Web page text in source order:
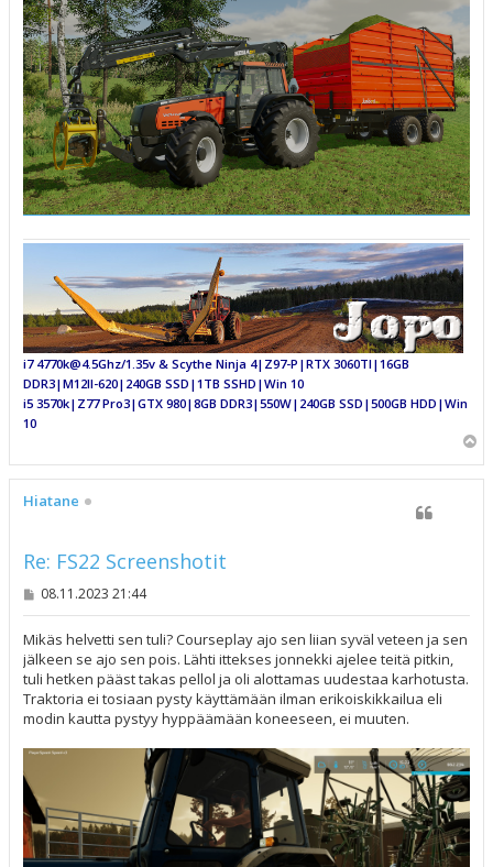
i7 4770k@4.5Ghz/1.35v & Scythe Ninja 4|Z97-P|RTX 3060TI|16GB
DDR3|M12II-620|240GB SSD|1TB SSHD|Win 10
i5 3570k|Z77 Pro3|GTX 980|8GB DDR3|550W|240GB SSD|500GB HDD|Win
10
ö
Hiatane
Re: FS22 Screenshotit
V
s
t
i
08.11.2023 21:44
Mikäs helvetti sen tuli? Courseplay ajo sen liian syväl veteen ja sen
jälkeen se ajo sen pois. Lähti ittekses jonnekki ajelee teitä pitkin,
tuli hetken pääst takas pellol ja oli alottamas uudestaa karhotusta.
Traktoria ei tosiaan pysty käyttämään ilman erikoiskikkailua eli
modin kautta pystyy hyppäämään koneeseen, ei muuten.